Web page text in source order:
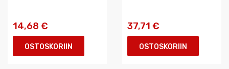
14,68 €
OSTOSKORIIN
37,71 €
OSTOSKORIIN